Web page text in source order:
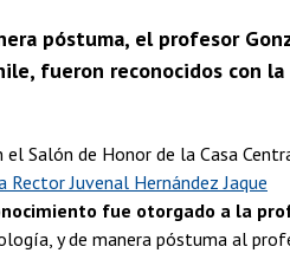
póstuma, el profesor
fueron reconocidos con
Salón de Honor de la Casa
Rector Juvenal Hernández Jaque
fue otorgado a la
y de manera póstuma al